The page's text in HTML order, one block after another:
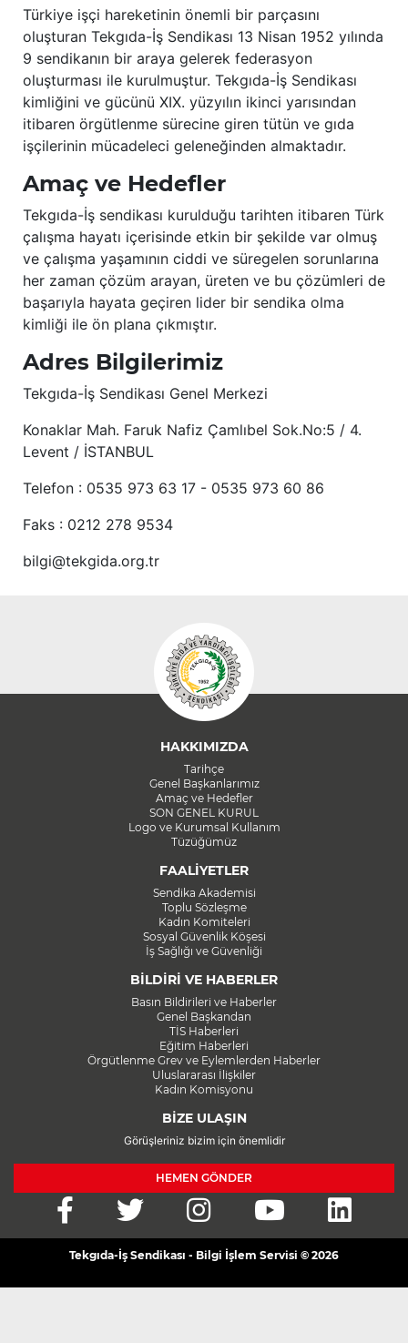
Türkiye işçi hareketinin önemli bir parçasını
oluşturan Tekgıda-İş Sendikası 13 Nisan 1952 yılında
9 sendikanın bir araya gelerek federasyon
oluşturması ile kurulmuştur. Tekgıda-İş Sendikası
kimliğini ve gücünü XIX. yüzyılın ikinci yarısından
itibaren örgütlenme sürecine giren tütün ve gıda
işçilerinin mücadeleci geleneğinden almaktadır.
Amaç ve Hedefler
Tekgıda-İş sendikası kurulduğu tarihten itibaren Türk
çalışma hayatı içerisinde etkin bir şekilde var olmuş
ve çalışma yaşamının ciddi ve süregelen sorunlarına
her zaman çözüm arayan, üreten ve bu çözümleri de
başarıyla hayata geçiren lider bir sendika olma
kimliği ile ön plana çıkmıştır.
Adres Bilgilerimiz
Tekgıda-İş Sendikası Genel Merkezi
Konaklar Mah. Faruk Nafiz Çamlıbel Sok.No:5 / 4.
Levent / İSTANBUL
Telefon : 0535 973 63 17 - 0535 973 60 86
Faks : 0212 278 9534
bilgi@tekgida.org.tr
HAKKIMIZDA
Tarihçe
Genel Başkanlarımız
Amaç ve Hedefler
SON GENEL KURUL
Logo ve Kurumsal Kullanım
Tüzüğümüz
FAALİYETLER
Sendika Akademisi
Toplu Sözleşme
Kadın Komiteleri
Sosyal Güvenlik Köşesi
İş Sağlığı ve Güvenliği
BİLDİRİ VE HABERLER
Basın Bildirileri ve Haberler
Genel Başkandan
TİS Haberleri
Eğitim Haberleri
Örgütlenme Grev ve Eylemlerden Haberler
Uluslararası İlişkiler
Kadın Komisyonu
BİZE ULAŞIN
Görüşleriniz bizim için önemlidir
HEMEN GÖNDER
Tekgıda-İş Sendikası - Bilgi İşlem Servisi © 2026